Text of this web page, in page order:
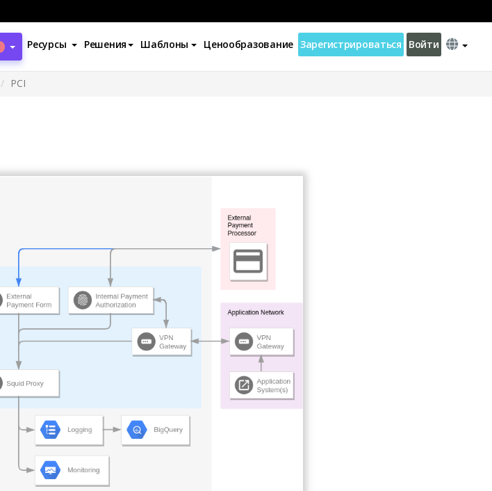
Ресурсы Решения Шаблоны Ценообразование Зарегистрироваться Войти
PCI